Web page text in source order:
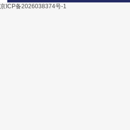
京ICP备2026038374号-1